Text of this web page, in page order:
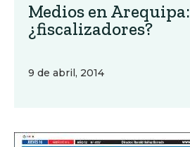
Medios en Arequipa:
¿fiscalizadores?
9 de abril, 2014